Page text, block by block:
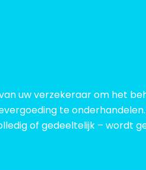
uw verzekeraar om het
te
of gedeeltelijk – wordt